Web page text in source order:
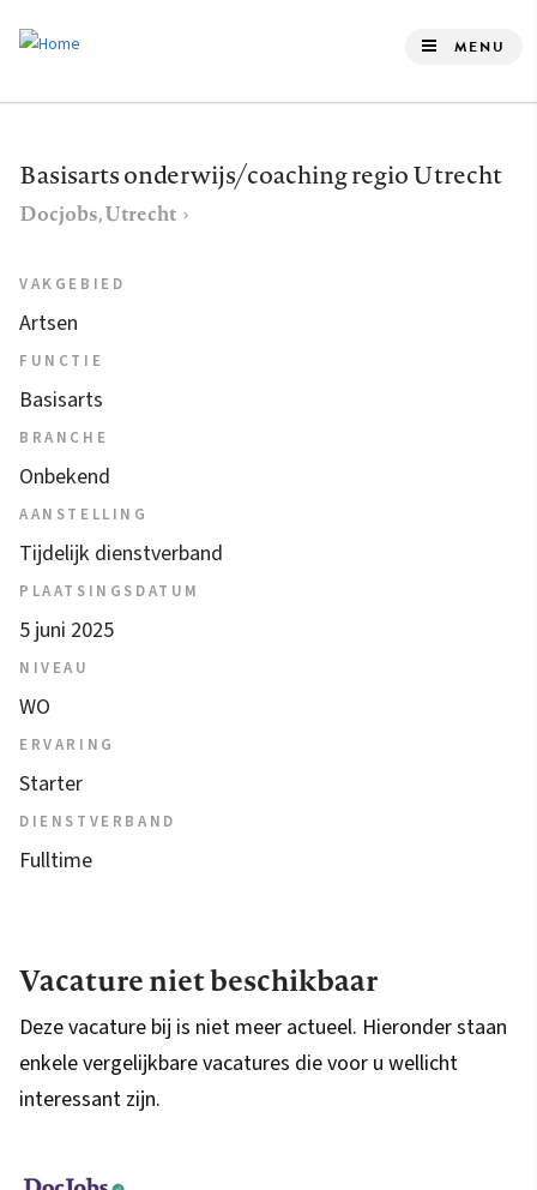
de
gaan
MENU
Basisarts onderwijs/coaching regio Utrecht
Docjobs, Utrecht
VAKGEBIED
Artsen
FUNCTIE
Basisarts
BRANCHE
Onbekend
AANSTELLING
Tijdelijk dienstverband
PLAATSINGSDATUM
5 juni 2025
NIVEAU
WO
ERVARING
Starter
DIENSTVERBAND
Fulltime
Vacature niet beschikbaar
Deze vacature bij is niet meer actueel. Hieronder staan
enkele vergelijkbare vacatures die voor u wellicht
interessant zijn.